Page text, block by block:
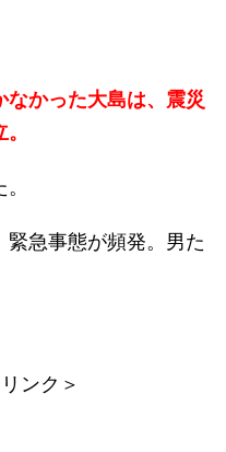
かった大島は、震災
緊急事態が頻発。男た
ンク＞